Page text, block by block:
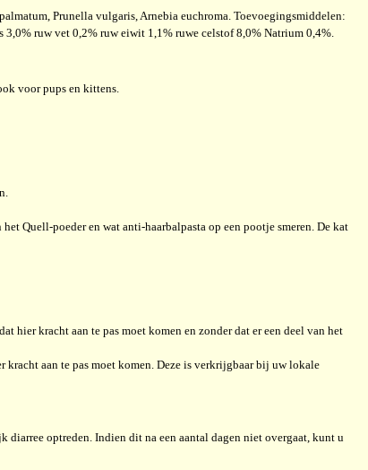
Prunella vulgaris, Arnebia euchroma. Toevoegingsmiddelen:
ruw vet 0,2% ruw eiwit 1,1% ruwe celstof 8,0% Natrium 0,4%.
voor pups en kittens.
Quell-poeder en wat anti-haarbalpasta op een pootje smeren. De kat
hier kracht aan te pas moet komen en zonder dat er een deel van het
aan te pas moet komen. Deze is verkrijgbaar bij uw lokale
optreden. Indien dit na een aantal dagen niet overgaat, kunt u